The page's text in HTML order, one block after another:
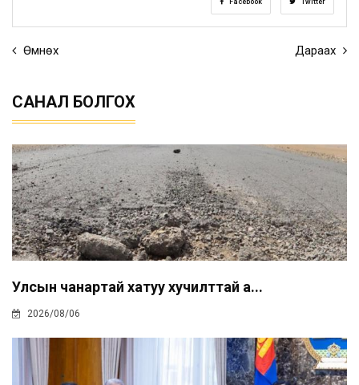
Өмнөх Дараах
САНАЛ БОЛГОХ
Улсын чанартай хатуу хучилттай а...
2026/08/06